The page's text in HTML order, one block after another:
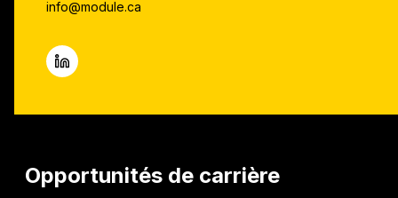
info@module.ca
Opportunités de carrière